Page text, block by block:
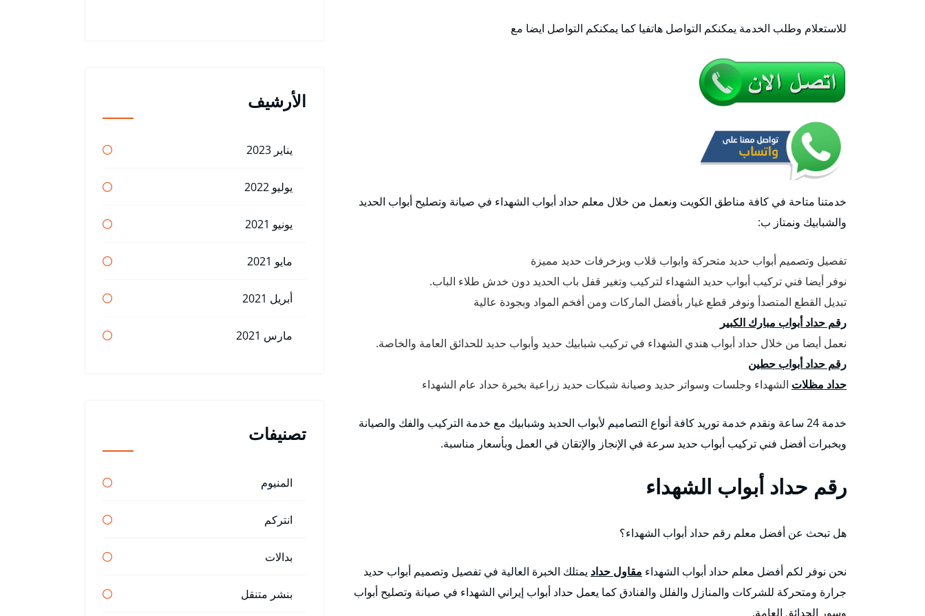
للاستعلام وطلب الخدمة يمكنكم التواصل هاتفيا كما يمكنكم التواصل ايضا مع
خدمتنا متاحة في كافة مناطق الكويت ونعمل من خلال معلم حداد أبواب الشهداء في صيانة وتصليح أبواب الحديد
والشبابيك ونمتاز ب:
تفصيل وتصميم أبواب حديد متحركة وابواب قلاب وبزخرفات حديد مميزة
نوفر أيضا فني تركيب أبواب حديد الشهداء لتركيب وتغير قفل باب الحديد دون خدش طلاء الباب.
تبديل القطع المتصدأ ونوفر قطع غيار بأفضل الماركات ومن أفخم المواد وبجودة عالية
رقم حداد أبواب مبارك الكبير
نعمل أيضا من خلال حداد أبواب هندي الشهداء في تركيب شبابيك حديد وأبواب حديد للحدائق العامة والخاصة.
رقم حداد أبواب حطين
حداد مظلات الشهداء وجلسات وسواتر حديد وصيانة شبكات حديد زراعية بخبرة حداد عام الشهداء
خدمة 24 ساعة ونقدم خدمة توريد كافة أنواع التصاميم لأبواب الحديد وشبابيك مع خدمة التركيب والفك والصيانة
وبخبرات أفضل فني تركيب أبواب حديد سرعة في الإنجاز والإتقان في العمل وبأسعار مناسبة.
رقم حداد أبواب الشهداء
هل تبحث عن أفضل معلم رقم حداد أبواب الشهداء؟
نحن نوفر لكم أفضل معلم حداد أبواب الشهداء مقاول حداد يمتلك الخبرة العالية في تفصيل وتصميم أبواب حديد
جرارة ومتحركة للشركات والمنازل والفلل والفنادق كما يعمل حداد أبواب إيراني الشهداء في صيانة وتصليح أبواب
وسور الحدائق العامة.
الأرشيف
يناير 2023
يوليو 2022
يونيو 2021
مايو 2021
أبريل 2021
مارس 2021
تصنيفات
المنيوم
انتركم
بدالات
بنشر متنقل